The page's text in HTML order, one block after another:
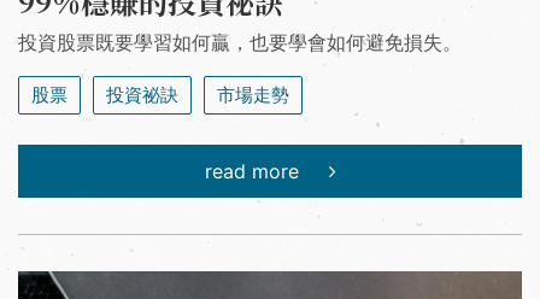
投資股票既要學習如何贏，也要學會如何避免損失。
股票 投資祕訣 市場走勢
read more